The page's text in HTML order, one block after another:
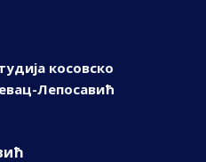
косовско
Лепосавић